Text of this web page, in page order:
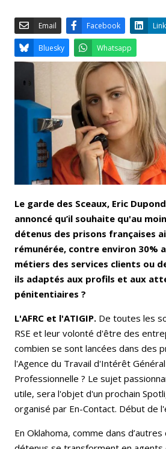
Facebook
Bluesky Whatsapp
Le garde des Sceaux, Eric
annoncé qu’il souhaite qu'au
détenus des prisons françaises
rémunérée, contre environ 30%
métiers des services clients ou
ils adaptés aux profils et aux
pénitentiaires ?
L'AFRC et l'ATIGIP. De toutes les
RSE et leur volonté d'être des
combien se sont lancées dans des
l'Agence du Travail d'Intérêt
Professionnelle ? Le sujet
utile, sera l'objet d'un prochain
organisé par En-Contact. Début de
En Oklahoma, comme dans